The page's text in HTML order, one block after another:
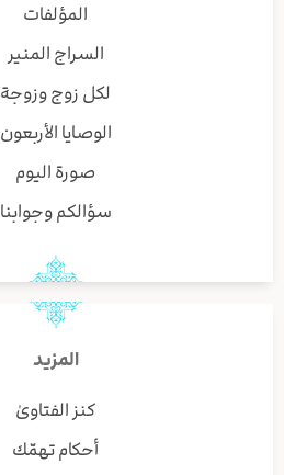
المؤلفات
السراج المنير
لكل زوج وزوجة
الوصايا الأربعون
صورة اليوم
سؤالكم وجوابنا
المزيد
كنز الفتاوىٰ
أحكام تهمّك